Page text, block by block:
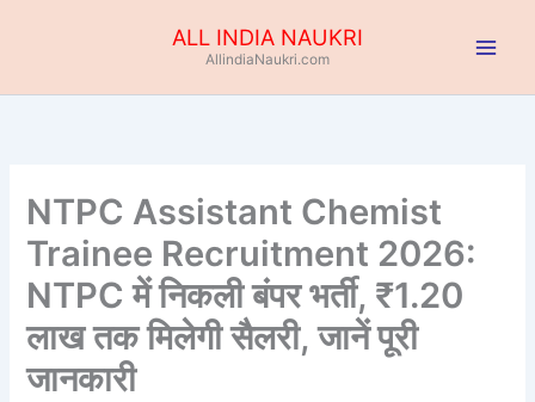
ALL INDIA NAUKRI
AllindiaNaukri.com
NTPC Assistant Chemist
Trainee Recruitment 2026:
NTPC में निकली बंपर भर्ती, ₹1.20
लाख तक मिलेगी सैलरी, जानें पूरी
जानकारी